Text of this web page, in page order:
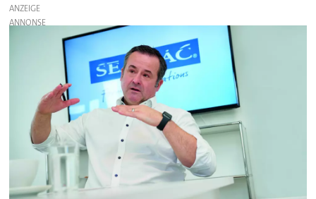
ANZEIGE